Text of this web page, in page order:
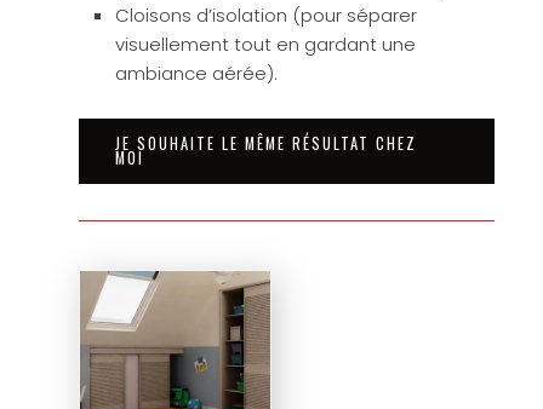
Cloisons d’isolation (pour séparer
visuellement tout en gardant une
ambiance aérée).
JE SOUHAITE LE MÊME RÉSULTAT CHEZ
MOI